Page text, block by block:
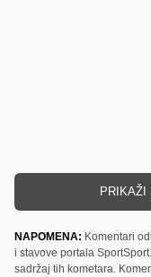
PRIKAŽI
NAPOMENA: Komentari
i stavove portala
sadržaj tih kometara.